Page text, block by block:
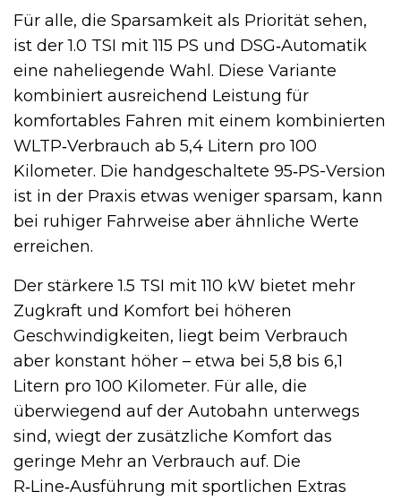
Für alle, die Sparsamkeit als Priorität sehen,
ist der 1.0 TSI mit 115 PS und DSG‑Automatik
eine naheliegende Wahl. Diese Variante
kombiniert ausreichend Leistung für
komfortables Fahren mit einem kombinierten
WLTP‑Verbrauch ab 5,4 Litern pro 100
Kilometer. Die handgeschaltete 95‑PS-Version
ist in der Praxis etwas weniger sparsam, kann
bei ruhiger Fahrweise aber ähnliche Werte
erreichen.
Der stärkere 1.5 TSI mit 110 kW bietet mehr
Zugkraft und Komfort bei höheren
Geschwindigkeiten, liegt beim Verbrauch
aber konstant höher – etwa bei 5,8 bis 6,1
Litern pro 100 Kilometer. Für alle, die
überwiegend auf der Autobahn unterwegs
sind, wiegt der zusätzliche Komfort das
geringe Mehr an Verbrauch auf. Die
R‑Line‑Ausführung mit sportlichen Extras